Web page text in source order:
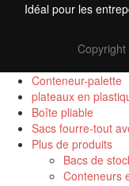
Idéal pour les
Conteneur-palette
plateaux en
Boîte pliable
Sacs fourre-tout
Plus de produits
Bacs de
Conteneurs